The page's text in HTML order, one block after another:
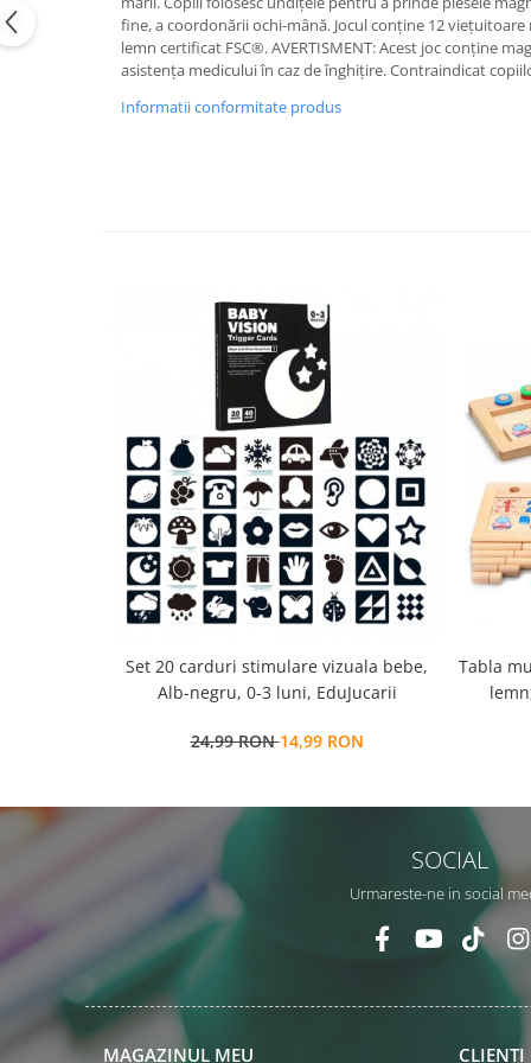
fine, a coordonării ochi-mână. Jocul conține 12
lemn certificat FSC®. AVERTISMENT: Acest joc conține
asistența medicului în caz de înghițire. Contraindicat
Informatii conformitate produs
Set 20 carduri stimulare vizuala bebe,
Alb-negru, 0-3 luni, EduJucarii
24,99 RON14,99 RON
Tabla
SOCIAL
Urmareste-ne in social
MAGAZINUL MEU CLIENTI